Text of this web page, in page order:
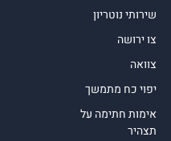
שירותי נוטריון
צו ירושה
צוואה
יפוי כח מתמשך
אימות חתימה על
תצהיר